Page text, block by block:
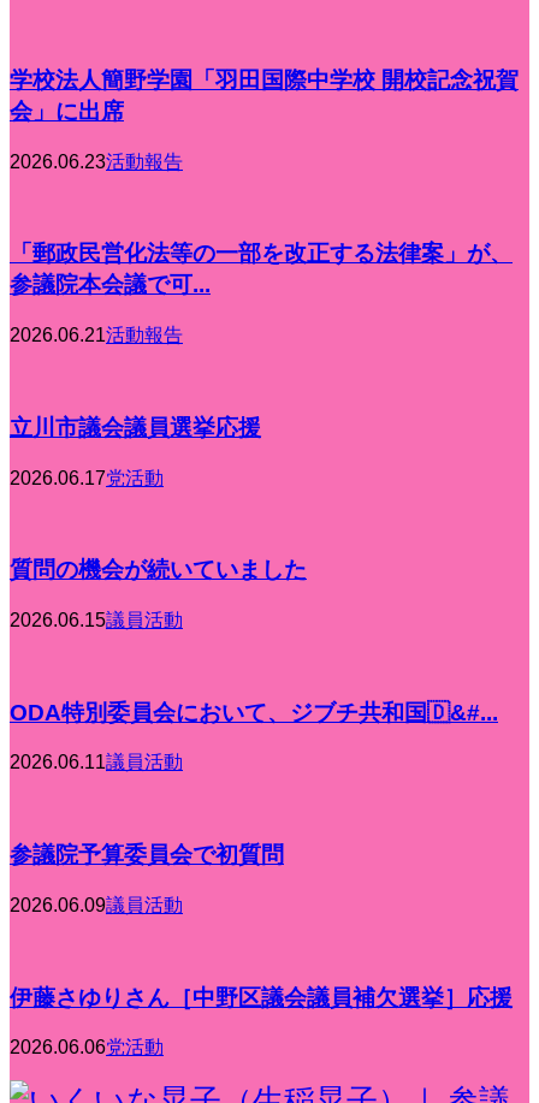
学校法人簡野学園「羽田国際中学校 開校記念祝賀
会」に出席
2026.06.23活動報告
「郵政民営化法等の一部を改正する法律案」が、
参議院本会議で可...
2026.06.21活動報告
立川市議会議員選挙応援
2026.06.17党活動
質問の機会が続いていました
2026.06.15議員活動
ODA特別委員会において、ジブチ共和国🇩&#...
2026.06.11議員活動
参議院予算委員会で初質問
2026.06.09議員活動
伊藤さゆりさん［中野区議会議員補欠選挙］応援
2026.06.06党活動